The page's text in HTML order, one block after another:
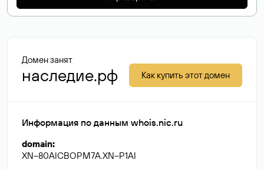
Домен занят
наследие.рф Как купить этот домен
Информация по данным whois.nic.ru
domain:
XN--80AICBOPM7A.XN--P1AI